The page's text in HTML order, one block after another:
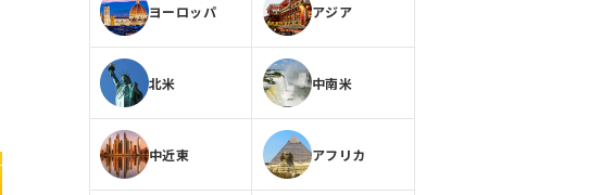
ヨーロッパ アジア
北米 中南米
中近東 アフリカ